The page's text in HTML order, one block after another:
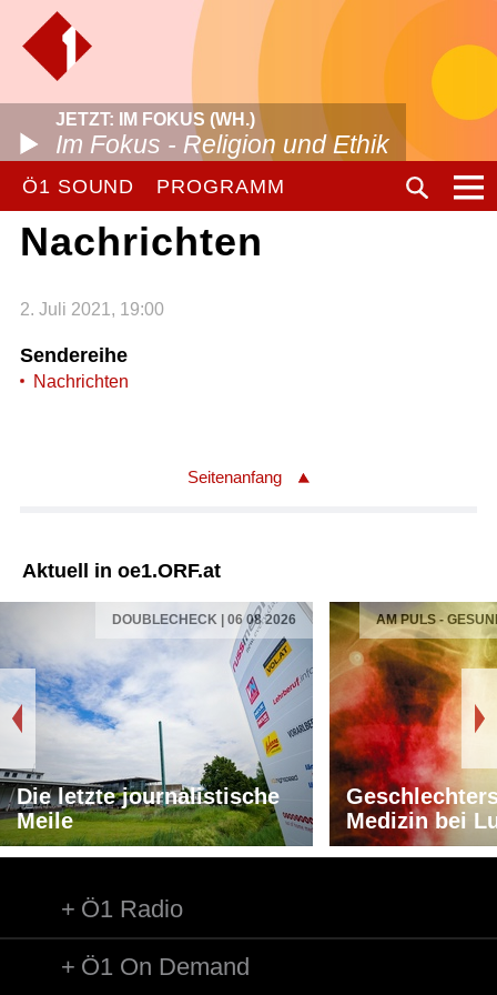
JETZT: IM FOKUS (WH.)
Im Fokus - Religion und Ethik
Ö1 SOUND PROGRAMM
Nachrichten
2. Juli 2021, 19:00
Sendereihe
Nachrichten
Seitenanfang
Aktuell in oe1.ORF.at
DOUBLECHECK | 06 08 2026
Die letzte journalistische
Meile
AM PULS -
Medizin bei
Ö1 Radio
Ö1 On Demand